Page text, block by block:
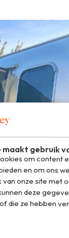
gebruik
om content
en om ons
onze site met
deze
die ze hebben